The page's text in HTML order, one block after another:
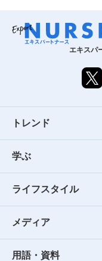
エキスパ
トレンド
学ぶ
ライフスタイル
メディア
用語・資料